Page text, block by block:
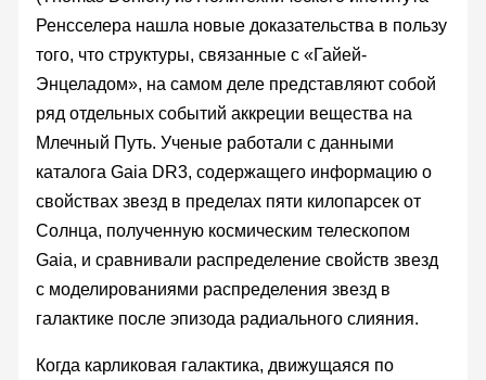
Ренсселера нашла новые доказательства в пользу
того, что структуры, связанные с «Гайей-
Энцеладом», на самом деле представляют собой
ряд отдельных событий аккреции вещества на
Млечный Путь. Ученые работали с данными
каталога Gaia DR3, содержащего информацию о
свойствах звезд в пределах пяти килопарсек от
Солнца, полученную космическим телескопом
Gaia, и сравнивали распределение свойств звезд
с моделированиями распределения звезд в
галактике после эпизода радиального слияния.
Когда карликовая галактика, движущаяся по